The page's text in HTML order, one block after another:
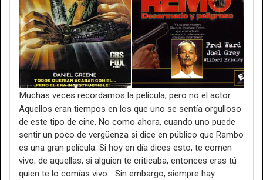
Muchas veces recordamos la película, pero no el actor.
Aquellos eran tiempos en los que uno se sentía orgulloso
de este tipo de cine. No como ahora, cuando uno puede
sentir un poco de vergüenza si dice en público que Rambo
es una gran película. Si hoy en día dices esto, te comen
vivo; de aquellas, si alguien te criticaba, entonces eras tú
quien te lo comías vivo… Sin embargo, siempre hay